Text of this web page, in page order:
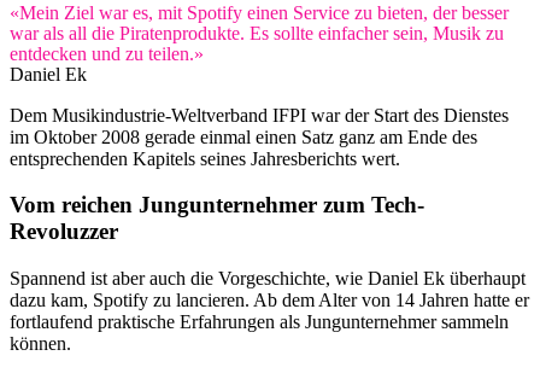
«Mein Ziel war es, mit Spotify einen Service zu bieten, der besser
war als all die Piratenprodukte. Es sollte einfacher sein, Musik zu
entdecken und zu teilen.»
Daniel Ek
Dem Musikindustrie-Weltverband IFPI war der Start des Dienstes
im Oktober 2008 gerade einmal einen Satz ganz am Ende des
entsprechenden Kapitels seines Jahresberichts wert.
Vom reichen Jungunternehmer zum Tech-
Revoluzzer
Spannend ist aber auch die Vorgeschichte, wie Daniel Ek überhaupt
dazu kam, Spotify zu lancieren. Ab dem Alter von 14 Jahren hatte er
fortlaufend praktische Erfahrungen als Jungunternehmer sammeln
können.